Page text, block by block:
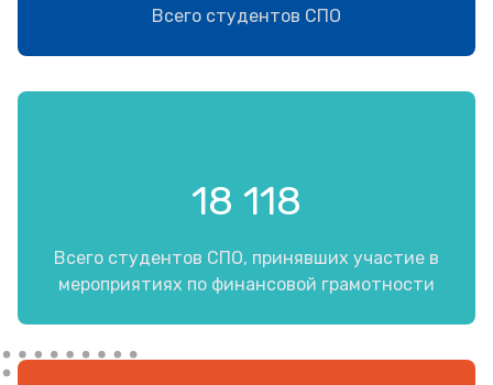
Всего студентов СПО
18 118
Всего студентов СПО, принявших участие в
мероприятиях по финансовой грамотности